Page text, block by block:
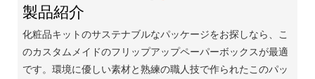
製品紹介
化粧品キットのサステナブルなパッケージをお探しなら、こ
のカスタムメイドのフリップアップペーパーボックスが最適
です。環境に優しい素材と熟練の職人技で作られたこのパッ